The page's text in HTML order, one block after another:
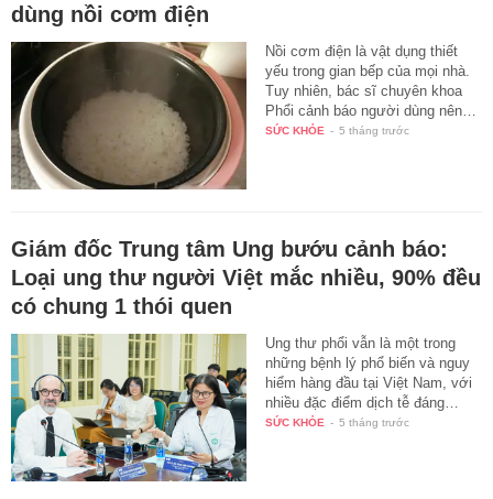
dùng nồi cơm điện
Nồi cơm điện là vật dụng thiết
yếu trong gian bếp của mọi nhà.
Tuy nhiên, bác sĩ chuyên khoa
Phổi cảnh báo người dùng nên…
SỨC KHỎE - 5 tháng trước
Giám đốc Trung tâm Ung bướu cảnh báo:
Loại ung thư người Việt mắc nhiều, 90% đều
có chung 1 thói quen
Ung thư phổi vẫn là một trong
những bệnh lý phổ biến và nguy
hiểm hàng đầu tại Việt Nam, với
nhiều đặc điểm dịch tễ đáng…
SỨC KHỎE - 5 tháng trước